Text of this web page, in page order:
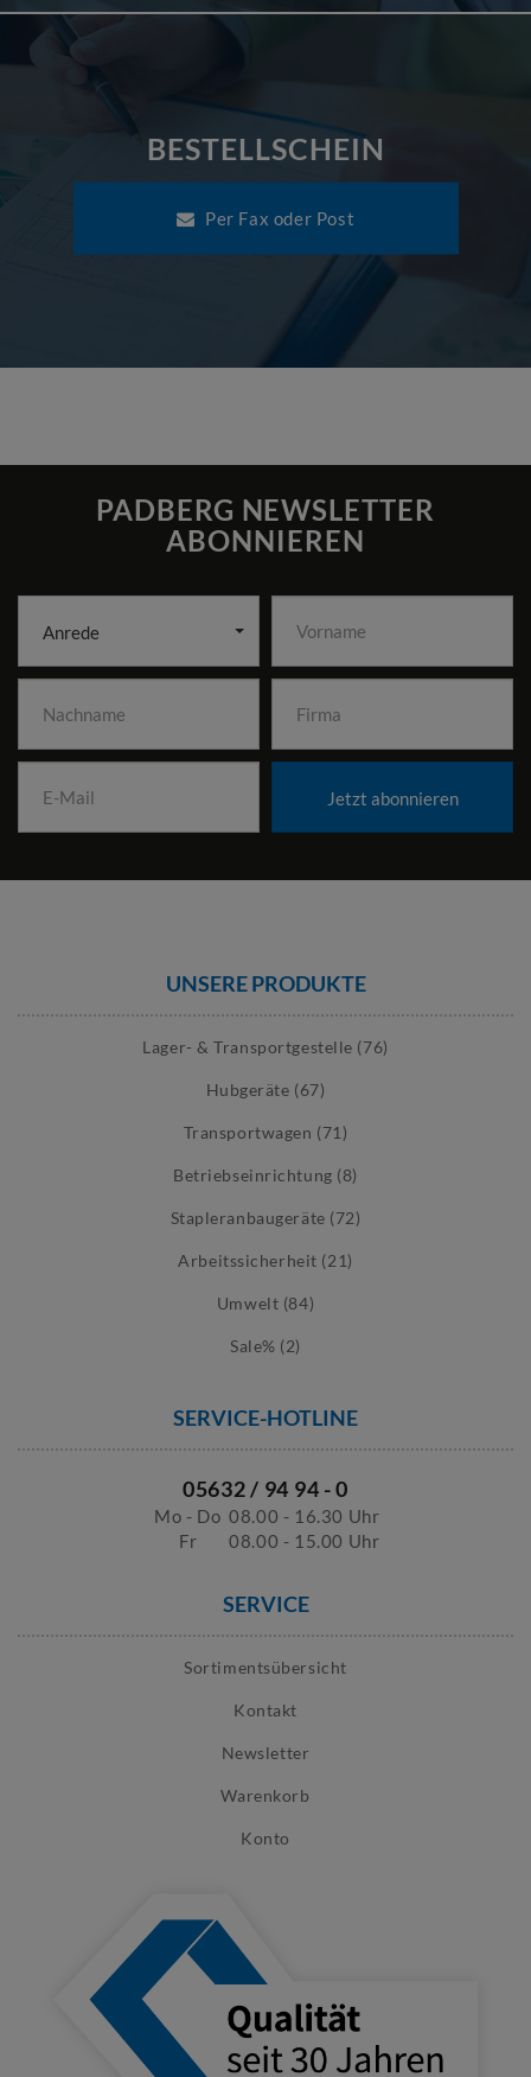
BESTELLSCHEIN
Per Fax oder Post
PADBERG NEWSLETTER
ABONNIEREN
Anrede
Jetzt abonnieren
UNSERE PRODUKTE
Lager- & Transportgestelle (76)
Hubgeräte (67)
Transportwagen (71)
Betriebseinrichtung (8)
Stapleranbaugeräte (72)
Arbeitssicherheit (21)
Umwelt (84)
Sale% (2)
SERVICE-HOTLINE
05632 / 94 94 - 0
Mo - Do 08.00 - 16.30 Uhr
Fr
08.00 - 15.00 Uhr
SERVICE
Sortimentsübersicht
Kontakt
Newsletter
Warenkorb
Konto